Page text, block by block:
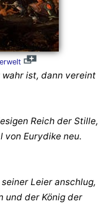
ist, dann vereint
Reich der Stille,
Eurydike neu.
Leier anschlug,
und der König der